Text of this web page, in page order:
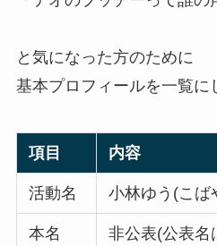
と気になった方のために
基本プロフィールを一覧に
項目 内容
活動名 小林ゆう(こば
本名 非公表(公表名